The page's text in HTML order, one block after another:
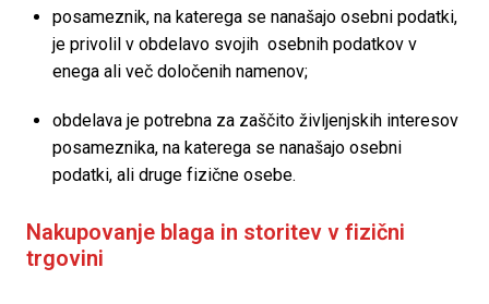
posameznik, na katerega se nanašajo osebni podatki,
je privolil v obdelavo svojih  osebnih podatkov v
enega ali več določenih namenov;
obdelava je potrebna za zaščito življenjskih interesov
posameznika, na katerega se nanašajo osebni
podatki, ali druge fizične osebe.
Nakupovanje blaga in storitev v fizični
trgovini